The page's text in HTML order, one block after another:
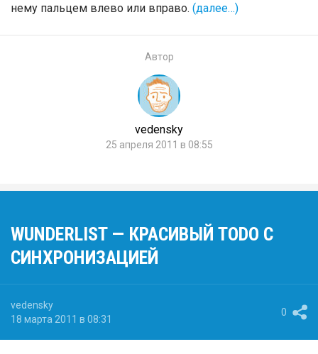
нему пальцем влево или вправо. (далее…)
Автор
vedensky
25 апреля 2011 в 08:55
WUNDERLIST — КРАСИВЫЙ TODO С
СИНХРОНИЗАЦИЕЙ
vedensky
18 марта 2011 в 08:31
0